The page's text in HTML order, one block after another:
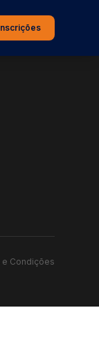
e Condições